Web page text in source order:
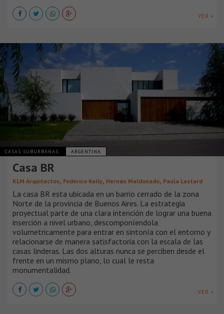
VER +
CASAS SUBURBANAS ARGENTINA
Casa BR
KLM Arquitectos, Federico Kelly, Hernán Maldonado, Paula Lestard
La casa BR esta ubicada en un barrio cerrado de la zona
Norte de la provincia de Buenos Aires. La estrategia
proyectual parte de una clara intención de lograr una buena
inserción a nivel urbano, descomponíendola
volumetricamente para entrar en sintonía con el entorno y
relacionarse de manera satisfactoria con la escala de las
casas linderas. Las dos alturas nunca se perciben desde el
frente en un mismo plano, lo cual le resta
monumentalidad.
VER +